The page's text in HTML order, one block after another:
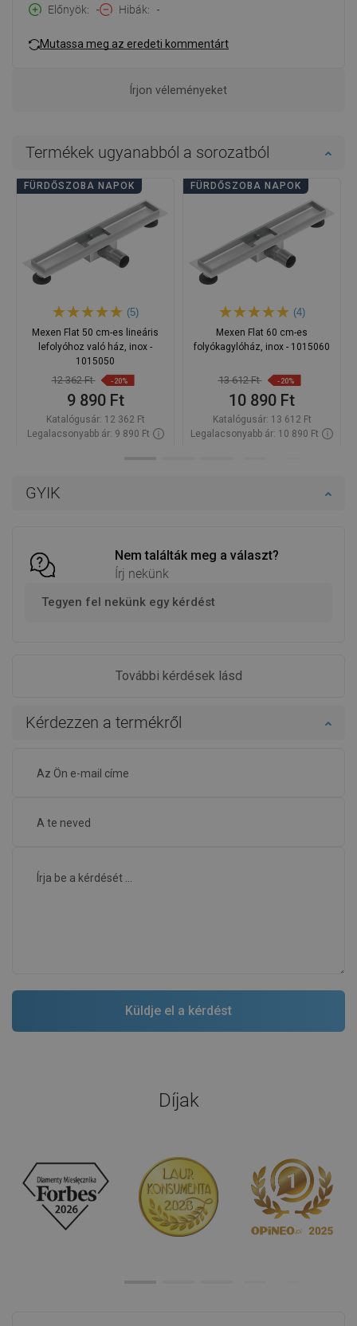
GYIK
Nem találták meg a választ?
Írj nekünk
Tegyen fel nekünk egy kérdést
További kérdések lásd
Előnyök
- Hibák -
Mutassa meg az eredeti kommentárt
Írjon véleményeket
Kérdezzen a termékről
Termékek ugyanabból a sorozatból
FÜRDŐSZOBA NAPOK
(5)
Mexen Flat 50 cm-es lineáris
lefolyóhoz való ház, inox -
1015050
12 362 Ft -20%
9 890 Ft
Katalógusár: 12 362 Ft
Legalacsonyabb ár: 9 890 Ft
FÜRDŐSZOBA NAPOK
(4)
Mexen Flat 60 cm-es
folyókagylóház, inox - 1015060
13 612 Ft -20%
10 890 Ft
Katalógusár: 13 612 Ft
Legalacsonyabb ár: 10 890 Ft
Díjak